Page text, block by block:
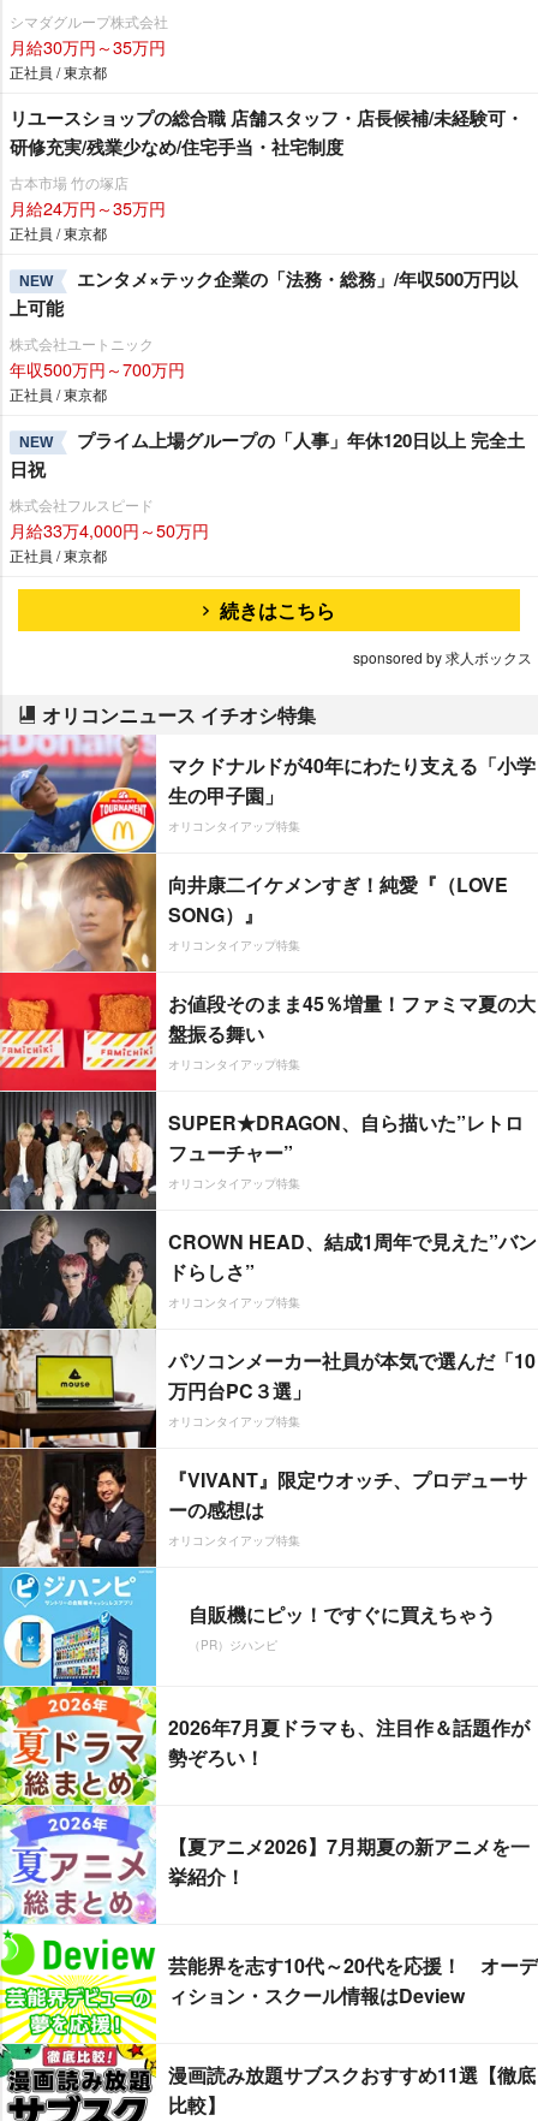
シマダグループ株式会社
月給30万円～35万円
正社員 / 東京都
リユースショップの総合職 店舗スタッフ・店長候補/未経験可・
研修充実/残業少なめ/住宅手当・社宅制度
古本市場 竹の塚店
月給24万円～35万円
正社員 / 東京都
NEW
エンタメ×テック企業の「法務・総務」/年収500万円以
上可能
株式会社ユートニック
年収500万円～700万円
正社員 / 東京都
NEW
プライム上場グループの「人事」年休120日以上 完全土
日祝
株式会社フルスピード
月給33万4,000円～50万円
正社員 / 東京都
続きはこちら
sponsored by 求人ボックス
オリコンニュース イチオシ特集
マクドナルドが40年にわたり支える「小学
生の甲子園」
オリコンタイアップ特集
向井康二イケメンすぎ！純愛『（LOVE
SONG）』
オリコンタイアップ特集
お値段そのまま45％増量！ファミマ夏の大
盤振る舞い
オリコンタイアップ特集
SUPER★DRAGON、自ら描いた”レトロ
フューチャー”
オリコンタイアップ特集
CROWN HEAD、結成1周年で見えた”バン
ドらしさ”
オリコンタイアップ特集
パソコンメーカー社員が本気で選んだ「10
万円台PC３選」
オリコンタイアップ特集
『VIVANT』限定ウオッチ、プロデューサ
ーの感想は
オリコンタイアップ特集
自販機にピッ！ですぐに買えちゃう
（PR）ジハンピ
2026年7月夏ドラマも、注目作＆話題作が
勢ぞろい！
【夏アニメ2026】7月期夏の新アニメを一
挙紹介！
芸能界を志す10代～20代を応援！ オーデ
ィション・スクール情報はDeview
漫画読み放題サブスクおすすめ11選【徹底
比較】